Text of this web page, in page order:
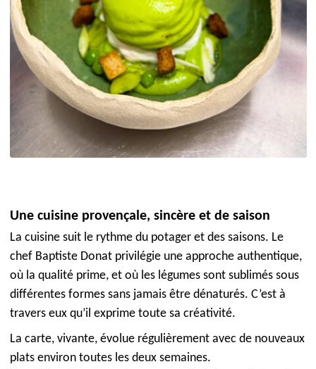
Une cuisine provençale, sincère et de saison
La cuisine suit le rythme du potager et des saisons. Le
chef Baptiste Donat privilégie une approche authentique,
où la qualité prime, et où les légumes sont sublimés sous
différentes formes sans jamais être dénaturés. C’est à
travers eux qu’il exprime toute sa créativité.
La carte, vivante, évolue régulièrement avec de nouveaux
plats environ toutes les deux semaines.